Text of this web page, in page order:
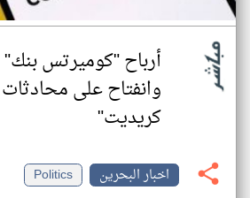
أرباح "كوميرتس
وانفتاح على
كريديت"
اخبار البحرين
Politics